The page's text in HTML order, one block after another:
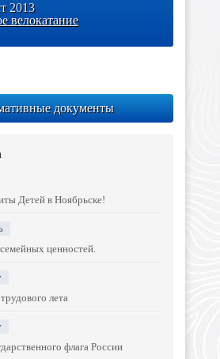
2013
велокатание
документы
Детей в Ноябрьске!
ценностей.
лета
флага России